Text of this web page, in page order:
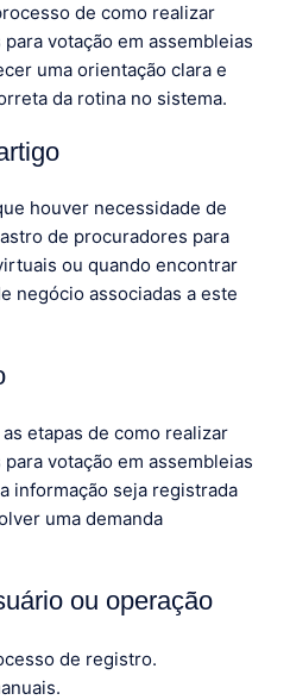
de como realizar
votação em assembleias
uma orientação clara e
da rotina no sistema.
houver necessidade de
de procuradores para
ou quando encontrar
negócio associadas a este
etapas de como realizar
votação em assembleias
informação seja registrada
uma demanda
ou operação
de registro.